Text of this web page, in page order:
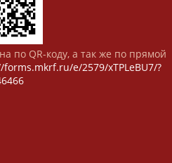
по QR-коду, а так же по прямой
e/2579/xTPLeBU7/?